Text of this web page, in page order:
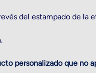
del estampado de la
personalizado que no